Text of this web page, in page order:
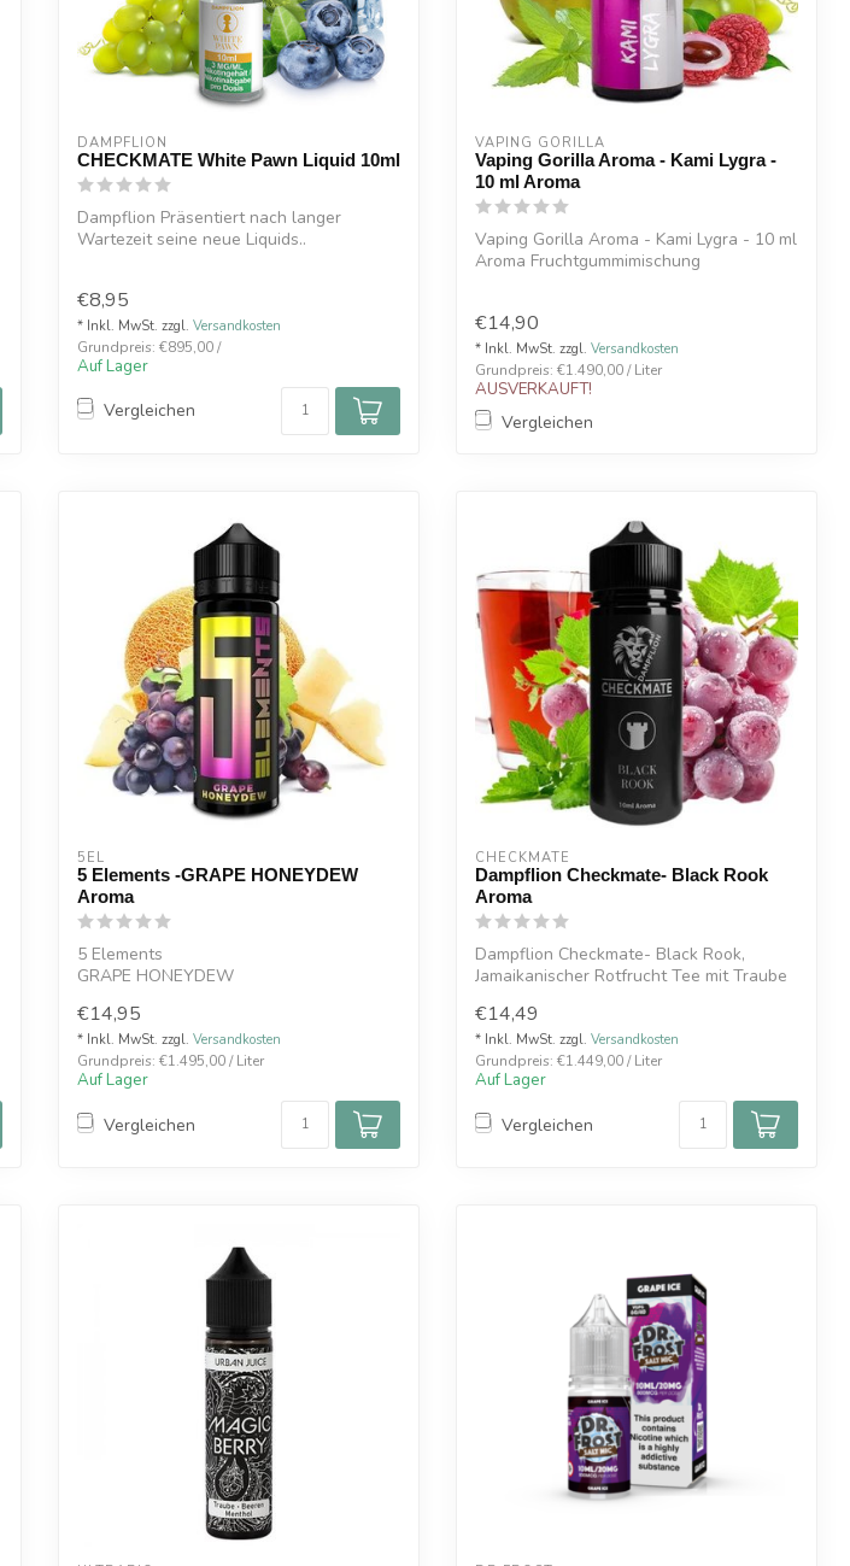
DAMPFLION
CHECKMATE White Pawn Liquid 10ml
Dampflion Präsentiert nach langer
Wartezeit seine neue Liquids..
€8,95
* Inkl. MwSt. zzgl. Versandkosten
Grundpreis: €895,00 /
Auf Lager
Vergleichen
VAPING GORILLA
Vaping Gorilla Aroma - Kami Lygra -
10 ml Aroma
Vaping Gorilla Aroma - Kami Lygra - 10 ml
Aroma Fruchtgummimischung
€14,90
* Inkl. MwSt. zzgl. Versandkosten
Grundpreis: €1.490,00 / Liter
AUSVERKAUFT!
Vergleichen
5EL
5 Elements -GRAPE HONEYDEW
Aroma
5 Elements
GRAPE HONEYDEW
10ml Aroma in einer 120ml Flasche
Fruchtig-süßer...
€14,95
* Inkl. MwSt. zzgl. Versandkosten
Grundpreis: €1.495,00 / Liter
Auf Lager
Vergleichen
CHECKMATE
Dampflion Checkmate- Black Rook
Aroma
Dampflion Checkmate- Black Rook,
Jamaikanischer Rotfrucht Tee mit Traube
€14,49
* Inkl. MwSt. zzgl. Versandkosten
Grundpreis: €1.449,00 / Liter
Auf Lager
Vergleichen